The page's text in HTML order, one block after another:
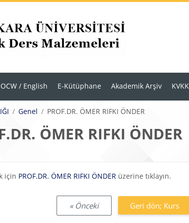
OCW / English E-Kütüphane Akademik Arşiv KVKK
Genel PROF.DR. ÖMER RIFKI ÖNDER
ÖMER RIFKI ÖNDER
için PROF.DR. ÖMER RIFKI ÖNDER üzerine tıklayın.
« Önceki Geri dön; Kurs